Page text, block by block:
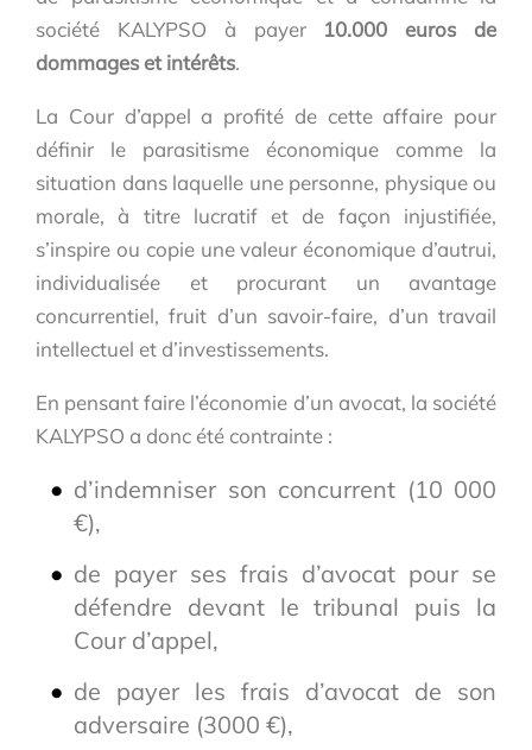
société KALYPSO à payer 10.000 euros de
dommages et intérêts.
La Cour d’appel a profité de cette affaire pour
définir le parasitisme économique comme la
situation dans laquelle une personne, physique ou
morale, à titre lucratif et de façon injustifiée,
s’inspire ou copie une valeur économique d’autrui,
individualisée et procurant un avantage
concurrentiel, fruit d’un savoir-faire, d’un travail
intellectuel et d’investissements.
En pensant faire l’économie d’un avocat, la société
KALYPSO a donc été contrainte :
d’indemniser son concurrent (10 000
€),
de payer ses frais d’avocat pour se
défendre devant le tribunal puis la
Cour d’appel,
de payer les frais d’avocat de son
adversaire (3000 €),